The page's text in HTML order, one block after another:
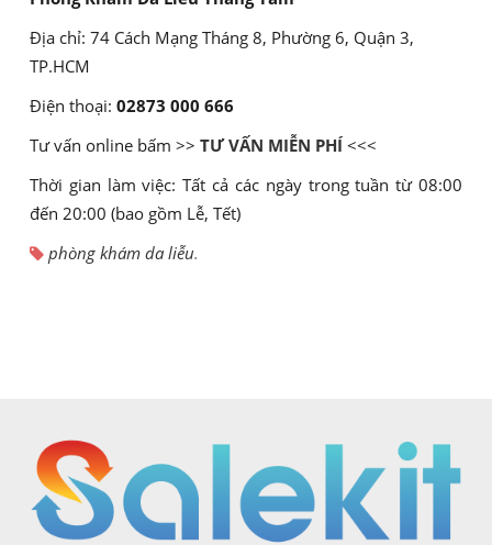
Địa chỉ: 74 Cách Mạng Tháng 8, Phường 6, Quận 3,
TP.HCM
Điện thoại: 02873 000 666
Tư vấn online bấm >> TƯ VẤN MIỄN PHÍ <<<
Thời gian làm việc: Tất cả các ngày trong tuần từ 08:00
đến 20:00 (bao gồm Lễ, Tết)
phòng khám da liễu.